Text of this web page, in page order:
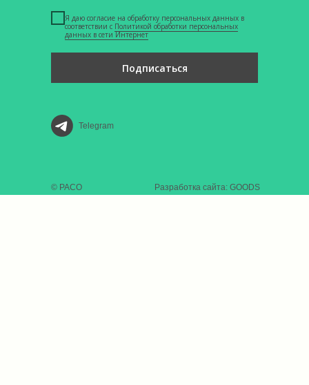
© РАСО
Я даю согласие на обработку персональных данных в
соответствии с Политикой обработки персональных
данных в сети Интернет
Подписаться
Telegram
Разработка сайта: GOODS